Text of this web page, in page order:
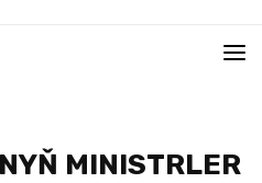
MINISTRLER